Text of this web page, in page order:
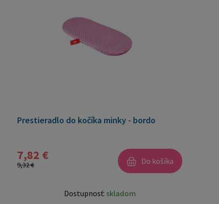
Prestieradlo do kočíka minky - bordo
7,82 €
9,32 € Do košíka
Dostupnosť: skladom